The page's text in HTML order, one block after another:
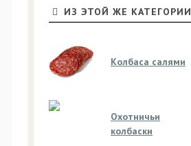
ИЗ ЭТОЙ ЖЕ КАТЕГОРИИ
Колбаса салями
Охотничьи
колбаски